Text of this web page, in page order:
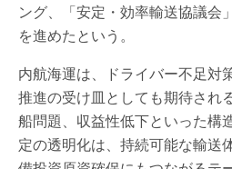
ング、「安定・効率輸送協議会
を進めたという。
内航海運は、ドライバー不足対
推進の受け皿としても期待され
船問題、収益性低下といった構
定の透明化は、持続可能な輸送